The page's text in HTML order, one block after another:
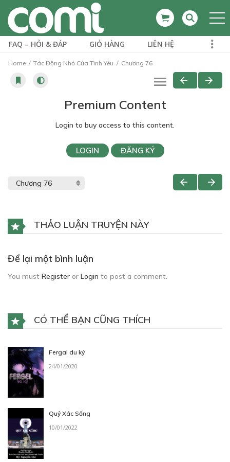
FAQ – HỎI & ĐÁP GIỎ HÀNG LIÊN HỆ
Home Tác Động Nhỏ Của Tình Yêu Chương 76
Premium Content
Login to buy access to this content.
LOGIN ĐĂNG KÝ
THẢO LUẬN TRUYỆN NÀY
Để lại một bình luận
You must Register or Login to post a comment.
CÓ THỂ BẠN CŨNG THÍCH
Fergal du ký
24/01/2020
Quỷ Xác Sống
10/01/2022